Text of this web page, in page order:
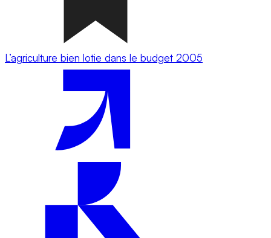
L’agriculture bien lotie dans le budget 2005